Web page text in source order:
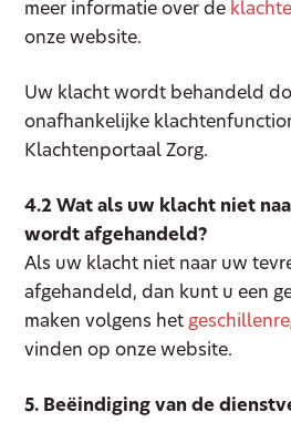
meer informatie over de
onze website.
Uw klacht wordt behandeld
onafhankelijke
Klachtenportaal Zorg.
4.2 Wat als uw klacht niet
wordt afgehandeld?
Als uw klacht niet naar uw
afgehandeld, dan kunt u een
maken volgens het
vinden op onze website.
5. Beëindiging van de